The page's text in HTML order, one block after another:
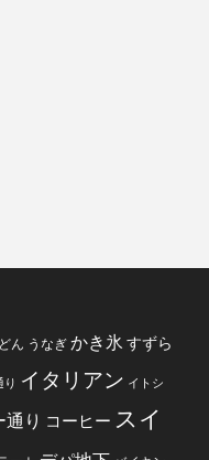
ん うなぎ かき氷 すずら
り イタリアン イトシ
通り コーヒー スイ